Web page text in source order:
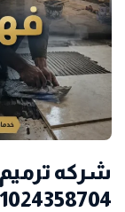
شركه ترميم